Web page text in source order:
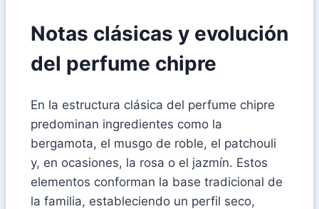
Notas clásicas y evolución
del perfume chipre
En la estructura clásica del perfume chipre
predominan ingredientes como la
bergamota, el musgo de roble, el patchouli
y, en ocasiones, la rosa o el jazmín. Estos
elementos conforman la base tradicional de
la familia, estableciendo un perfil seco,